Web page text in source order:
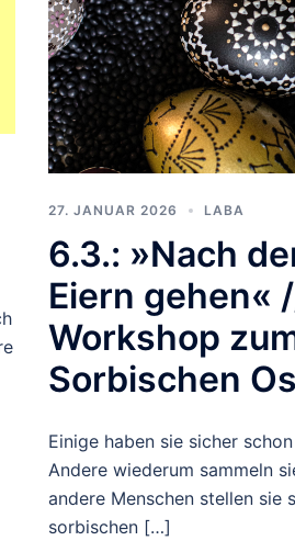
27. JANUAR 2026 LABA
6.3.: »Nach
Eiern gehen«
Workshop
Sorbischen
Einige haben sie sicher
Andere wiederum sammeln
andere Menschen stellen sie
sorbischen […]